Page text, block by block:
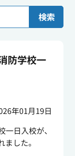
検索
防学校一
年01月19日
日入校が、
した。